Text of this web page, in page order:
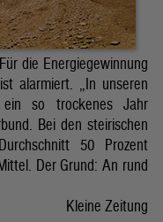
die Energiegewinnung
alarmiert. „In unseren
so trockenes Jahr
Bei den steirischen
50 Prozent
Der Grund: An rund
Kleine Zeitung